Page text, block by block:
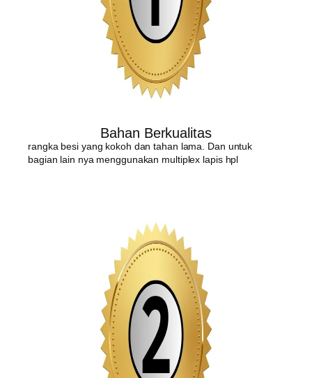
Bahan Berkualitas
rangka besi yang kokoh dan tahan lama. Dan untuk
bagian lain nya menggunakan multiplex lapis hpl